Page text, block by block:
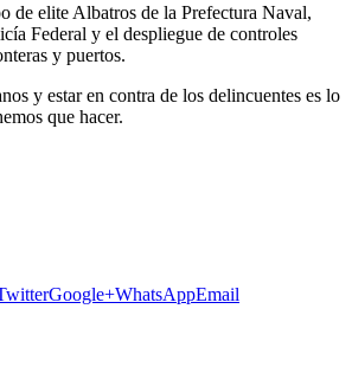
de elite Albatros de la Prefectura Naval,
Federal y el despliegue de controles
y puertos.
y estar en contra de los delincuentes es lo
que hacer.
Google+WhatsAppEmail